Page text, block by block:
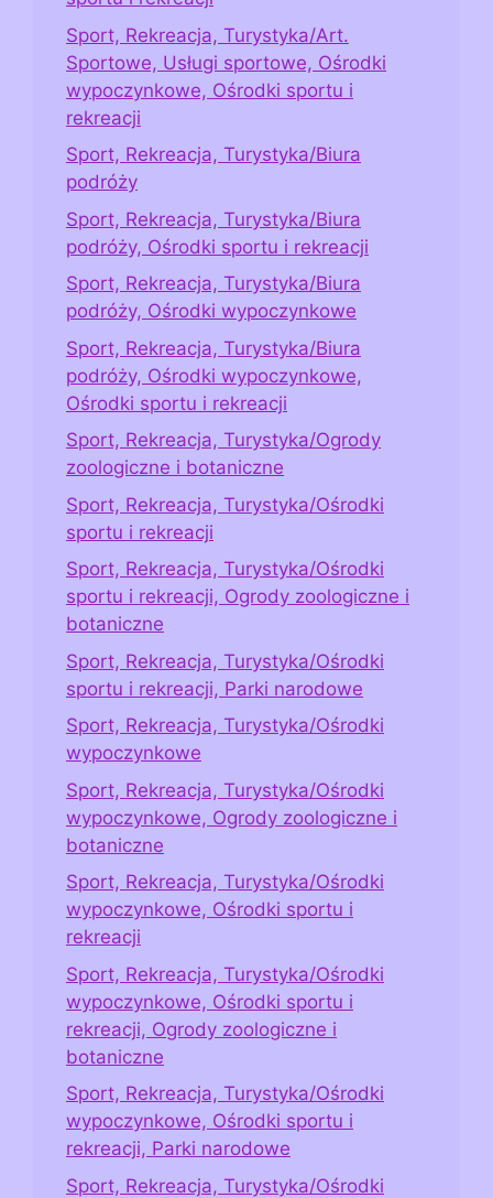
Sport, Rekreacja, Turystyka/Art.
Sportowe, Usługi sportowe, Ośrodki
wypoczynkowe, Ośrodki sportu i
rekreacji
Sport, Rekreacja, Turystyka/Biura
podróży
Sport, Rekreacja, Turystyka/Biura
podróży, Ośrodki sportu i rekreacji
Sport, Rekreacja, Turystyka/Biura
podróży, Ośrodki wypoczynkowe
Sport, Rekreacja, Turystyka/Biura
podróży, Ośrodki wypoczynkowe,
Ośrodki sportu i rekreacji
Sport, Rekreacja, Turystyka/Ogrody
zoologiczne i botaniczne
Sport, Rekreacja, Turystyka/Ośrodki
sportu i rekreacji
Sport, Rekreacja, Turystyka/Ośrodki
sportu i rekreacji, Ogrody zoologiczne i
botaniczne
Sport, Rekreacja, Turystyka/Ośrodki
sportu i rekreacji, Parki narodowe
Sport, Rekreacja, Turystyka/Ośrodki
wypoczynkowe
Sport, Rekreacja, Turystyka/Ośrodki
wypoczynkowe, Ogrody zoologiczne i
botaniczne
Sport, Rekreacja, Turystyka/Ośrodki
wypoczynkowe, Ośrodki sportu i
rekreacji
Sport, Rekreacja, Turystyka/Ośrodki
wypoczynkowe, Ośrodki sportu i
rekreacji, Ogrody zoologiczne i
botaniczne
Sport, Rekreacja, Turystyka/Ośrodki
wypoczynkowe, Ośrodki sportu i
rekreacji, Parki narodowe
Sport, Rekreacja, Turystyka/Ośrodki